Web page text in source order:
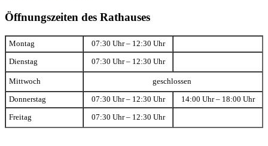
Öffnungszeiten des Rathauses
Montag 07:30 Uhr – 12:30 Uhr
Dienstag 07:30 Uhr – 12:30 Uhr
Mittwoch geschlossen
Donnerstag 07:30 Uhr – 12:30 Uhr 14:00 Uhr – 18:00 Uhr
Freitag 07:30 Uhr – 12:30 Uhr